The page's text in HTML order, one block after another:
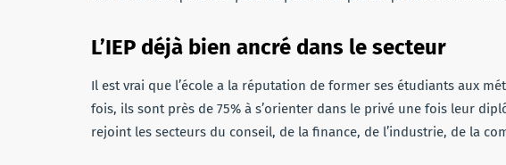
L’IEP déjà bien ancré dans le secteur
Il est vrai que l’école a la réputation de former ses étudiants aux
fois, ils sont près de 75% à s’orienter dans le privé une fois leur
rejoint les secteurs du conseil, de la finance, de l’industrie, de la